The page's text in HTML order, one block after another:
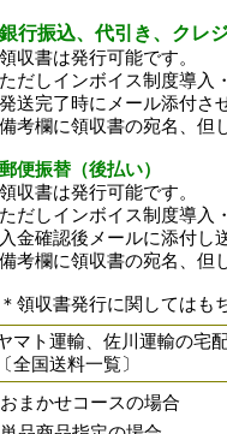
銀行振込、代引き、クレ
領収書は発行可能です。
ただしインボイス制度導入
発送完了時にメール添付さ
備考欄に領収書の宛名、但
郵便振替（後払い）
領収書は発行可能です。
ただしインボイス制度導入
入金確認後メールに添付し
備考欄に領収書の宛名、但
＊領収書発行に関してはも
マト運輸、佐川運輸の宅
〔全国送料一覧〕
おまかせコースの場合